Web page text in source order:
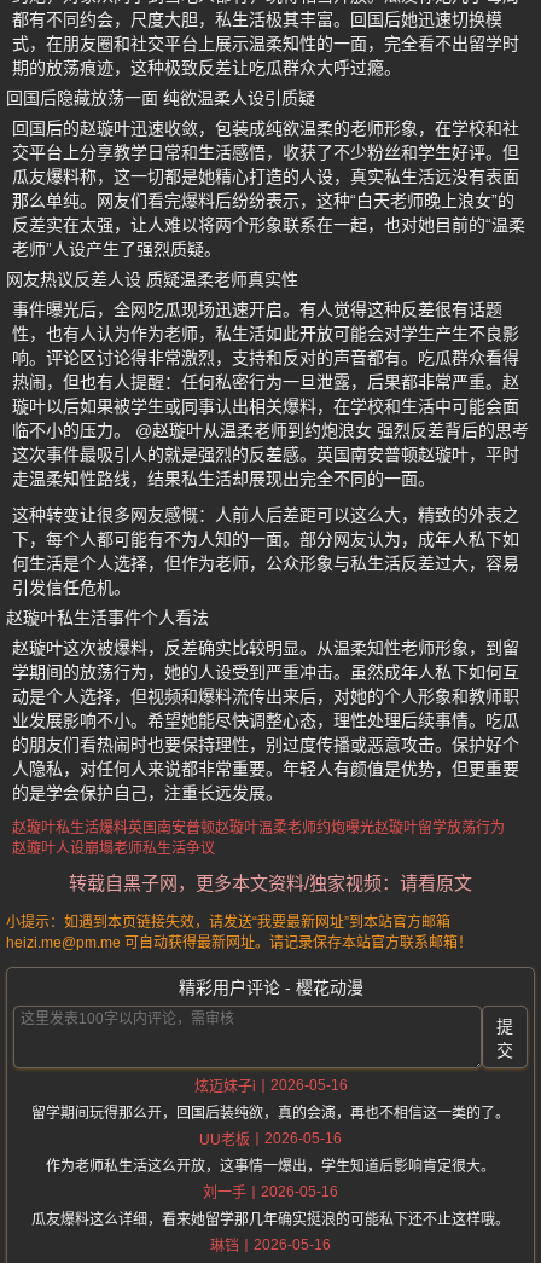
都有不同约会，尺度大胆，私生活极其丰富。回国后她迅速切换模
式，在朋友圈和社交平台上展示温柔知性的一面，完全看不出留学时
期的放荡痕迹，这种极致反差让吃瓜群众大呼过瘾。
回国后隐藏放荡一面 纯欲温柔人设引质疑
回国后的赵璇叶迅速收敛，包装成纯欲温柔的老师形象，在学校和社
交平台上分享教学日常和生活感悟，收获了不少粉丝和学生好评。但
瓜友爆料称，这一切都是她精心打造的人设，真实私生活远没有表面
那么单纯。网友们看完爆料后纷纷表示，这种“白天老师晚上浪女”的
反差实在太强，让人难以将两个形象联系在一起，也对她目前的“温柔
老师”人设产生了强烈质疑。
网友热议反差人设 质疑温柔老师真实性
事件曝光后，全网吃瓜现场迅速开启。有人觉得这种反差很有话题
性，也有人认为作为老师，私生活如此开放可能会对学生产生不良影
响。评论区讨论得非常激烈，支持和反对的声音都有。吃瓜群众看得
热闹，但也有人提醒：任何私密行为一旦泄露，后果都非常严重。赵
璇叶以后如果被学生或同事认出相关爆料，在学校和生活中可能会面
临不小的压力。 @赵璇叶从温柔老师到约炮浪女 强烈反差背后的思考
这次事件最吸引人的就是强烈的反差感。英国南安普顿赵璇叶，平时
走温柔知性路线，结果私生活却展现出完全不同的一面。
这种转变让很多网友感慨：人前人后差距可以这么大，精致的外表之
下，每个人都可能有不为人知的一面。部分网友认为，成年人私下如
何生活是个人选择，但作为老师，公众形象与私生活反差过大，容易
引发信任危机。
赵璇叶私生活事件个人看法
赵璇叶这次被爆料，反差确实比较明显。从温柔知性老师形象，到留
学期间的放荡行为，她的人设受到严重冲击。虽然成年人私下如何互
动是个人选择，但视频和爆料流传出来后，对她的个人形象和教师职
业发展影响不小。希望她能尽快调整心态，理性处理后续事情。吃瓜
的朋友们看热闹时也要保持理性，别过度传播或恶意攻击。保护好个
人隐私，对任何人来说都非常重要。年轻人有颜值是优势，但更重要
的是学会保护自己，注重长远发展。
赵璇叶私生活爆料英国南安普顿赵璇叶温柔老师约炮曝光赵璇叶留学放荡行为
赵璇叶人设崩塌老师私生活争议
转载自黑子网，更多本文资料/独家视频：请看原文
小提示：如遇到本页链接失效，请发送“我要最新网址”到本站官方邮箱
heizi.me@pm.me 可自动获得最新网址。请记录保存本站官方联系邮箱！
精彩用户评论 - 樱花动漫
提
交
炫迈妹子i
2026-05-16
留学期间玩得那么开，回国后装纯欲，真的会演，再也不相信这一类的了。
UU老板
2026-05-16
作为老师私生活这么开放，这事情一爆出，学生知道后影响肯定很大。
刘一手
2026-05-16
瓜友爆料这么详细，看来她留学那几年确实挺浪的可能私下还不止这样哦。
琳铛
2026-05-16